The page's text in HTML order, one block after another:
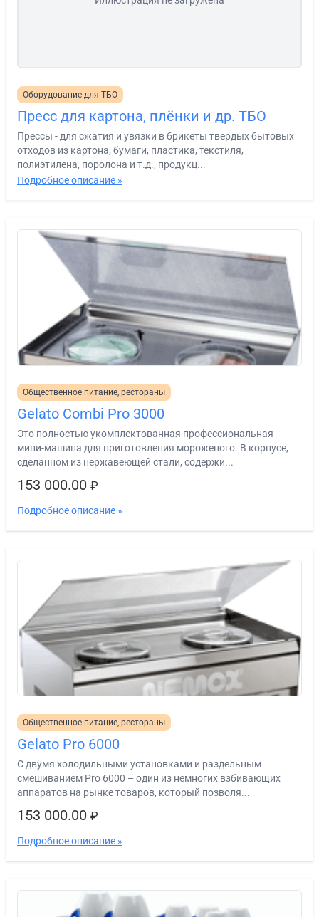
Оборудование для ТБО
Пресс для картона, плёнки и др. ТБО
Прессы - для сжатия и увязки в брикеты твердых бытовых
отходов из картона, бумаги, пластика, текстиля,
полиэтилена, поролона и т.д., продукц...
Подробное описание »
Общественное питание, рестораны
Gelato Combi Pro 3000
Это полностью укомплектованная профессиональная
мини-машина для приготовления мороженого. В корпусе,
сделанном из нержавеющей стали, содержи...
153 000.00 ₽
Подробное описание »
Общественное питание, рестораны
Gelato Pro 6000
С двумя холодильными установками и раздельным
смешиванием Pro 6000 – один из немногих взбивающих
аппаратов на рынке товаров, который позволя...
153 000.00 ₽
Подробное описание »